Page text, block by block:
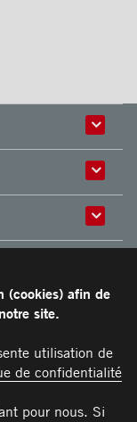
(cookies) afin de
site.
utilisation de
de confidentialité
pour nous. Si